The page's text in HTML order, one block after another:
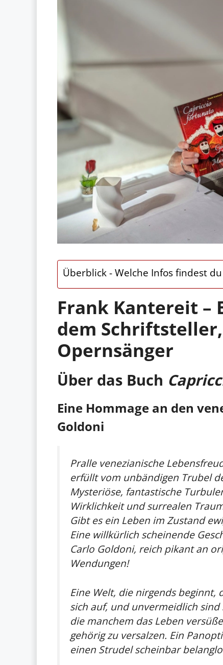
Überblick - Welche Infos findest
Frank Kantereit –
dem
Opernsänger
Über das Buch
Eine Hommage an den
Goldoni
Pralle venezianische
erfüllt vom unbändigen Trubel
Mysteriöse, fantastische
Wirklichkeit und surrealen
Gibt es ein Leben im Zustand
Eine willkürlich scheinende
Carlo Goldoni, reich pikant an
Wendungen!
Eine Welt, die nirgends beginnt,
sich auf, und unvermeidlich
die manchem das Leben
gehörig zu versalzen. Ein
einen Strudel scheinbar